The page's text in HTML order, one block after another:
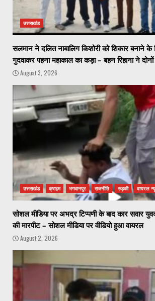
उत्तराखंड
सलमान ने दलित नाबालिग किशोरी को शिकार बनाने
गुदवाकर पहना महाकाल का कड़ा – बहन रिहाना ने
August 3, 2026
उत्तराखंड क्राइम भगवानपुर राजनीति रुड़की वायरल
सोशल मीडिया पर अभद्र टिप्पणी के बाद कार सवार
की मारपीट – सोशल मीडिया पर वीडियो हुआ वायरल
August 2, 2026